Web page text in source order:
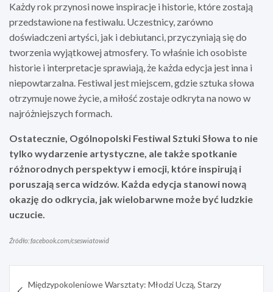
Każdy rok przynosi nowe inspiracje i historie, które zostają
przedstawione na festiwalu. Uczestnicy, zarówno
doświadczeni artyści, jak i debiutanci, przyczyniają się do
tworzenia wyjątkowej atmosfery. To właśnie ich osobiste
historie i interpretacje sprawiają, że każda edycja jest inna i
niepowtarzalna. Festiwal jest miejscem, gdzie sztuka słowa
otrzymuje nowe życie, a miłość zostaje odkryta na nowo w
najróżniejszych formach.
Ostatecznie, Ogólnopolski Festiwal Sztuki Słowa to nie
tylko wydarzenie artystyczne, ale także spotkanie
różnorodnych perspektyw i emocji, które inspirują i
poruszają serca widzów. Każda edycja stanowi nową
okazję do odkrycia, jak wielobarwne może być ludzkie
uczucie.
Źródło: facebook.com/cseswiatowid
Międzypokoleniowe Warsztaty: Młodzi Uczą, Starzy